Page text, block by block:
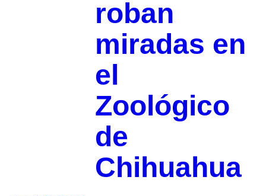
roban
miradas en
el
Zoológico
de
Chihuahua